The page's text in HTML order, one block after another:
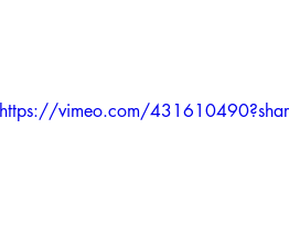
https://vimeo.com/